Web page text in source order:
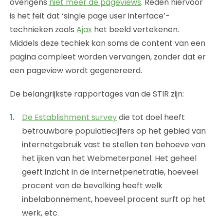
is het feit dat ‘single page user interface’-
technieken zoals Ajax het beeld vertekenen.
Middels deze techiek kan soms de content van een
pagina compleet worden vervangen, zonder dat er
een pageview wordt gegenereerd.
De belangrijkste rapportages van de STIR zijn:
De Establishment surveydie tot doel heeft
betrouwbare populatiecijfers op het gebied van
internetgebruik vast te stellen ten behoeve van
het ijken van het Webmeterpanel. Het geheel
geeft inzicht in de internetpenetratie, hoeveel
procent van de bevolking heeft welk
inbelabonnement, hoeveel procent surft op het
werk, etc.